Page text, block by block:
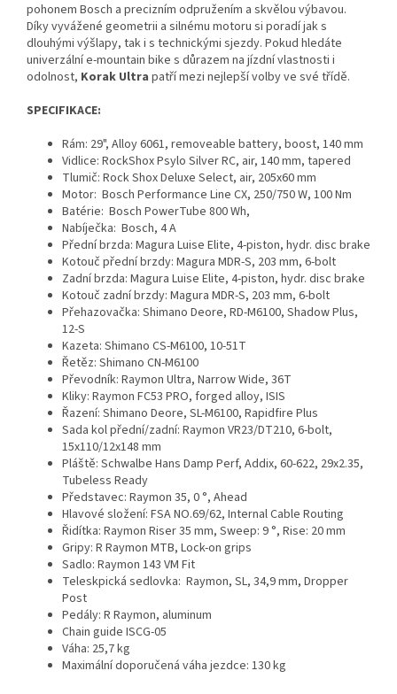
pohonem Bosch a precizním odpružením a skvělou výbavou.
Díky vyvážené geometrii a silnému motoru si poradí jak s
dlouhými výšlapy, tak i s technickými sjezdy. Pokud hledáte
univerzální e-mountain bike s důrazem na jízdní vlastnosti i
odolnost, Korak Ultra patří mezi nejlepší volby ve své třídě.
SPECIFIKACE:
Rám: 29", Alloy 6061, removeable battery, boost, 140 mm
Vidlice: RockShox Psylo Silver RC, air, 140 mm, tapered
Tlumič: Rock Shox Deluxe Select, air, 205x60 mm
Motor: Bosch Performance Line CX, 250/750 W, 100 Nm
Batérie: Bosch PowerTube 800 Wh,
Nabíječka: Bosch, 4 A
Přední brzda: Magura Luise Elite, 4-piston, hydr. disc brake
Kotouč přední brzdy: Magura MDR-S, 203 mm, 6-bolt
Zadní brzda: Magura Luise Elite, 4-piston, hydr. disc brake
Kotouč zadní brzdy: Magura MDR-S, 203 mm, 6-bolt
Přehazovačka: Shimano Deore, RD-M6100, Shadow Plus,
12-S
Kazeta: Shimano CS-M6100, 10-51T
Řetěz: Shimano CN-M6100
Převodník: Raymon Ultra, Narrow Wide, 36T
Kliky: Raymon FC53 PRO, forged alloy, ISIS
Řazení: Shimano Deore, SL-M6100, Rapidfire Plus
Sada kol přední/zadní: Raymon VR23/DT210, 6-bolt,
15x110/12x148 mm
Pláště: Schwalbe Hans Damp Perf, Addix, 60-622, 29x2.35,
Tubeless Ready
Představec: Raymon 35, 0 °, Ahead
Hlavové složení: FSA NO.69/62, Internal Cable Routing
Řidítka: Raymon Riser 35 mm, Sweep: 9 °, Rise: 20 mm
Gripy: R Raymon MTB, Lock-on grips
Sadlo: Raymon 143 VM Fit
Teleskpická sedlovka: Raymon, SL, 34,9 mm, Dropper
Post
Pedály: R Raymon, aluminum
Chain guide ISCG-05
Váha: 25,7 kg
Maximální doporučená váha jezdce: 130 kg